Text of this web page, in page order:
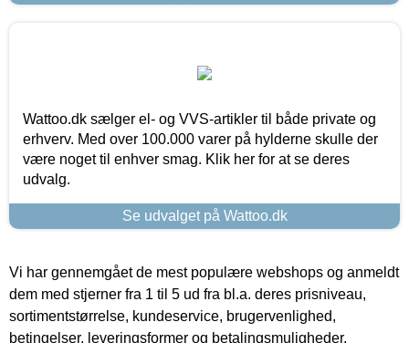
Wattoo.dk sælger el- og VVS-artikler til både private og
erhverv. Med over 100.000 varer på hylderne skulle der
være noget til enhver smag. Klik her for at se deres
udvalg.
Se udvalget på Wattoo.dk
Vi har gennemgået de mest populære webshops og anmeldt
dem med stjerner fra 1 til 5 ud fra bl.a. deres prisniveau,
sortimentstørrelse, kundeservice, brugervenlighed,
betingelser, leveringsformer og betalingsmuligheder.